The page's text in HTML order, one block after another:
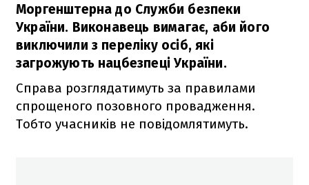
Моргенштерна до Служби безпеки
України. Виконавець вимагає, аби його
виключили з переліку осіб, які
загрожують нацбезпеці України.
Справа розглядатимуть за правилами
спрощеного позовного провадження.
Тобто учасників не повідомлятимуть.